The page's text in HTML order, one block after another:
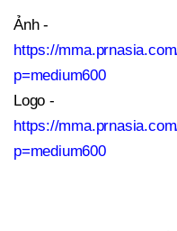
Ảnh -
https://
p=medium600
Logo -
https://
p=medium600